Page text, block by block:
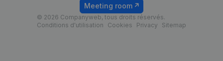
© 2026 Companyweb, tous droits réservés.
Conditions d'utilisation
Cookies Privacy Sitemap
Meeting room